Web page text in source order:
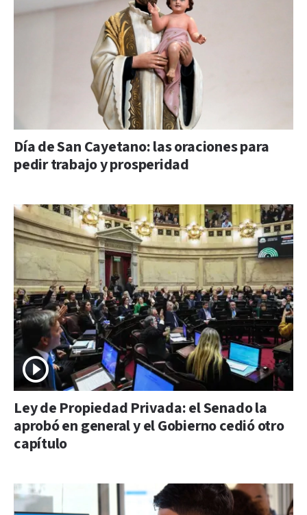
Día de San Cayetano: las oraciones para
pedir trabajo y prosperidad
Ley de Propiedad Privada: el Senado la
aprobó en general y el Gobierno cedió otro
capítulo